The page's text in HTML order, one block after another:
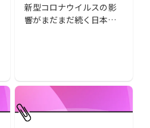
社もご紹介
新型コロナウイルスの影
響がまだまだ続く日本。
ど多くの事業者がダメー
ジを受けました。